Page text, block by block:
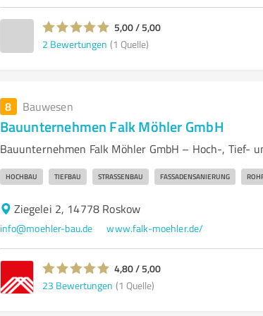
5,00 / 5,00
2 Bewertungen (1 Quelle)
8 Bauwesen
Bauunternehmen Falk Möhler GmbH
Bauunternehmen Falk Möhler GmbH – Hoch-, Tief-
HOCHBAU TIEFBAU STRASSENBAU FASSADENSANIERUNG
Ziegelei 2, 14778 Roskow
info@moehler-bau.de www.falk-moehler.de/
4,80 / 5,00
23 Bewertungen (1 Quelle)